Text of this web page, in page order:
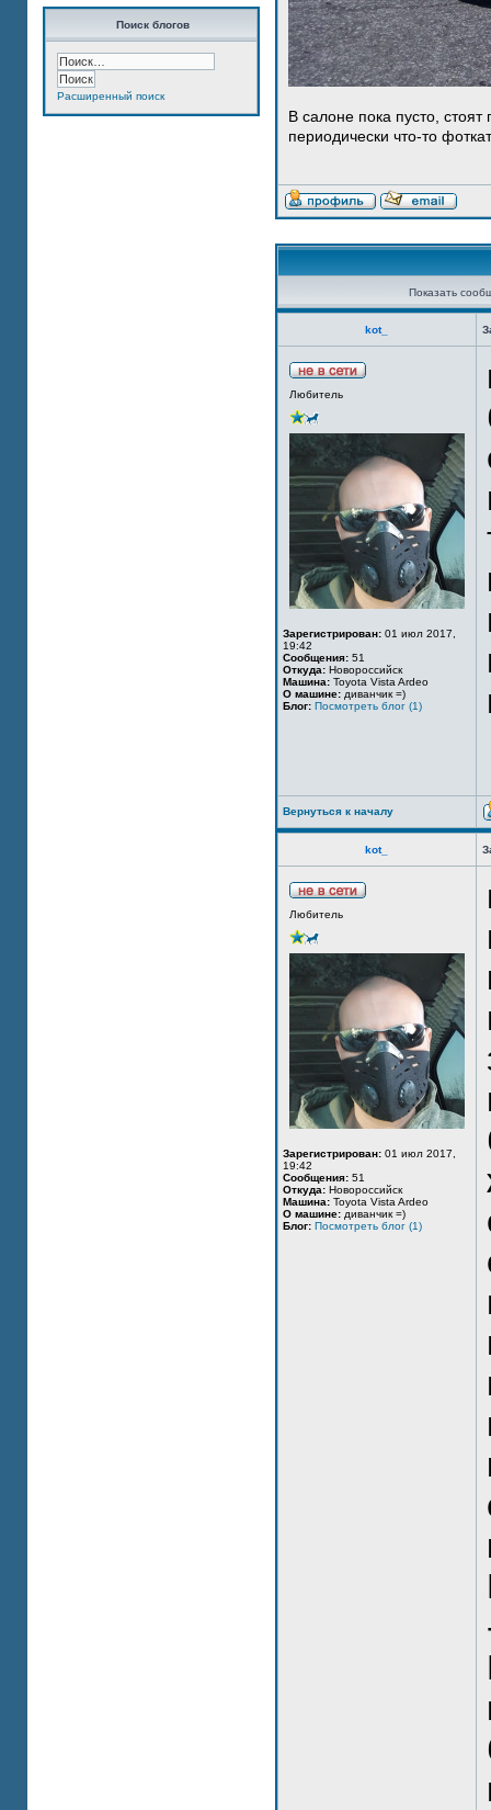
Поиск блогов
Расширенный поиск
В салоне пока пусто,
периодически что-то
Показать
kot_
Любитель
Зарегистрирован: 01 июл 2017,
19:42
Сообщения: 51
Откуда: Новороссийск
Машина: Toyota Vista Ardeo
О машине: диванчик =)
Блог: Посмотреть блог (1)
Вернуться к началу
kot_
Любитель
Зарегистрирован: 01 июл 2017,
19:42
Сообщения: 51
Откуда: Новороссийск
Машина: Toyota Vista Ardeo
О машине: диванчик =)
Блог: Посмотреть блог (1)